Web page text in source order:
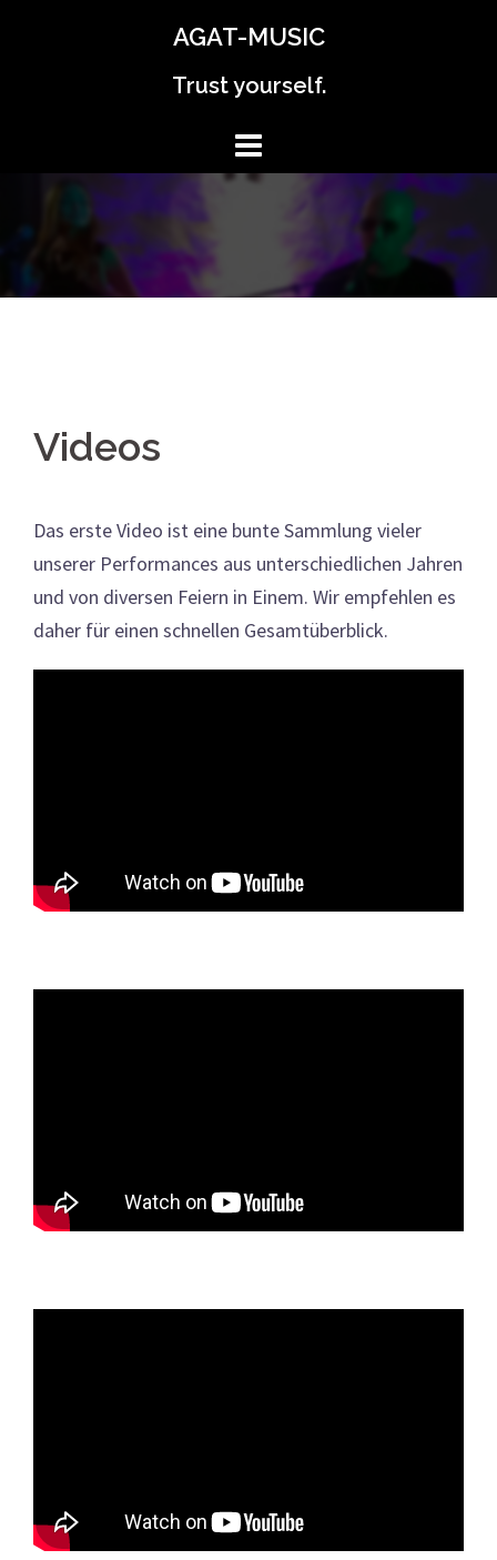
AGAT-MUSIC
Trust yourself.
Videos
Das erste Video ist eine bunte Sammlung vieler
unserer Performances aus unterschiedlichen Jahren
und von diversen Feiern in Einem. Wir empfehlen es
daher für einen schnellen Gesamtüberblick.